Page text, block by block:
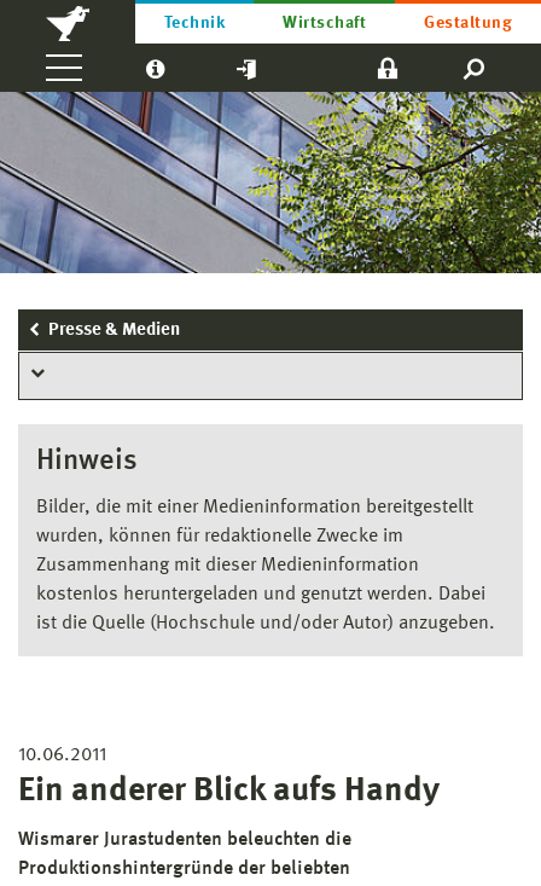
Technik Wirtschaft Gestaltung
Presse & Medien
Hinweis
Bilder, die mit einer Medieninformation bereitgestellt
wurden, können für redaktionelle Zwecke im
Zusammenhang mit dieser Medieninformation
kostenlos heruntergeladen und genutzt werden. Dabei
ist die Quelle (Hochschule und/oder Autor) anzugeben.
10.06.2011
Ein anderer Blick aufs Handy
Wismarer Jurastudenten beleuchten die
Produktionshintergründe der beliebten